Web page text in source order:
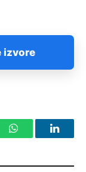
izvore
WhatsApp